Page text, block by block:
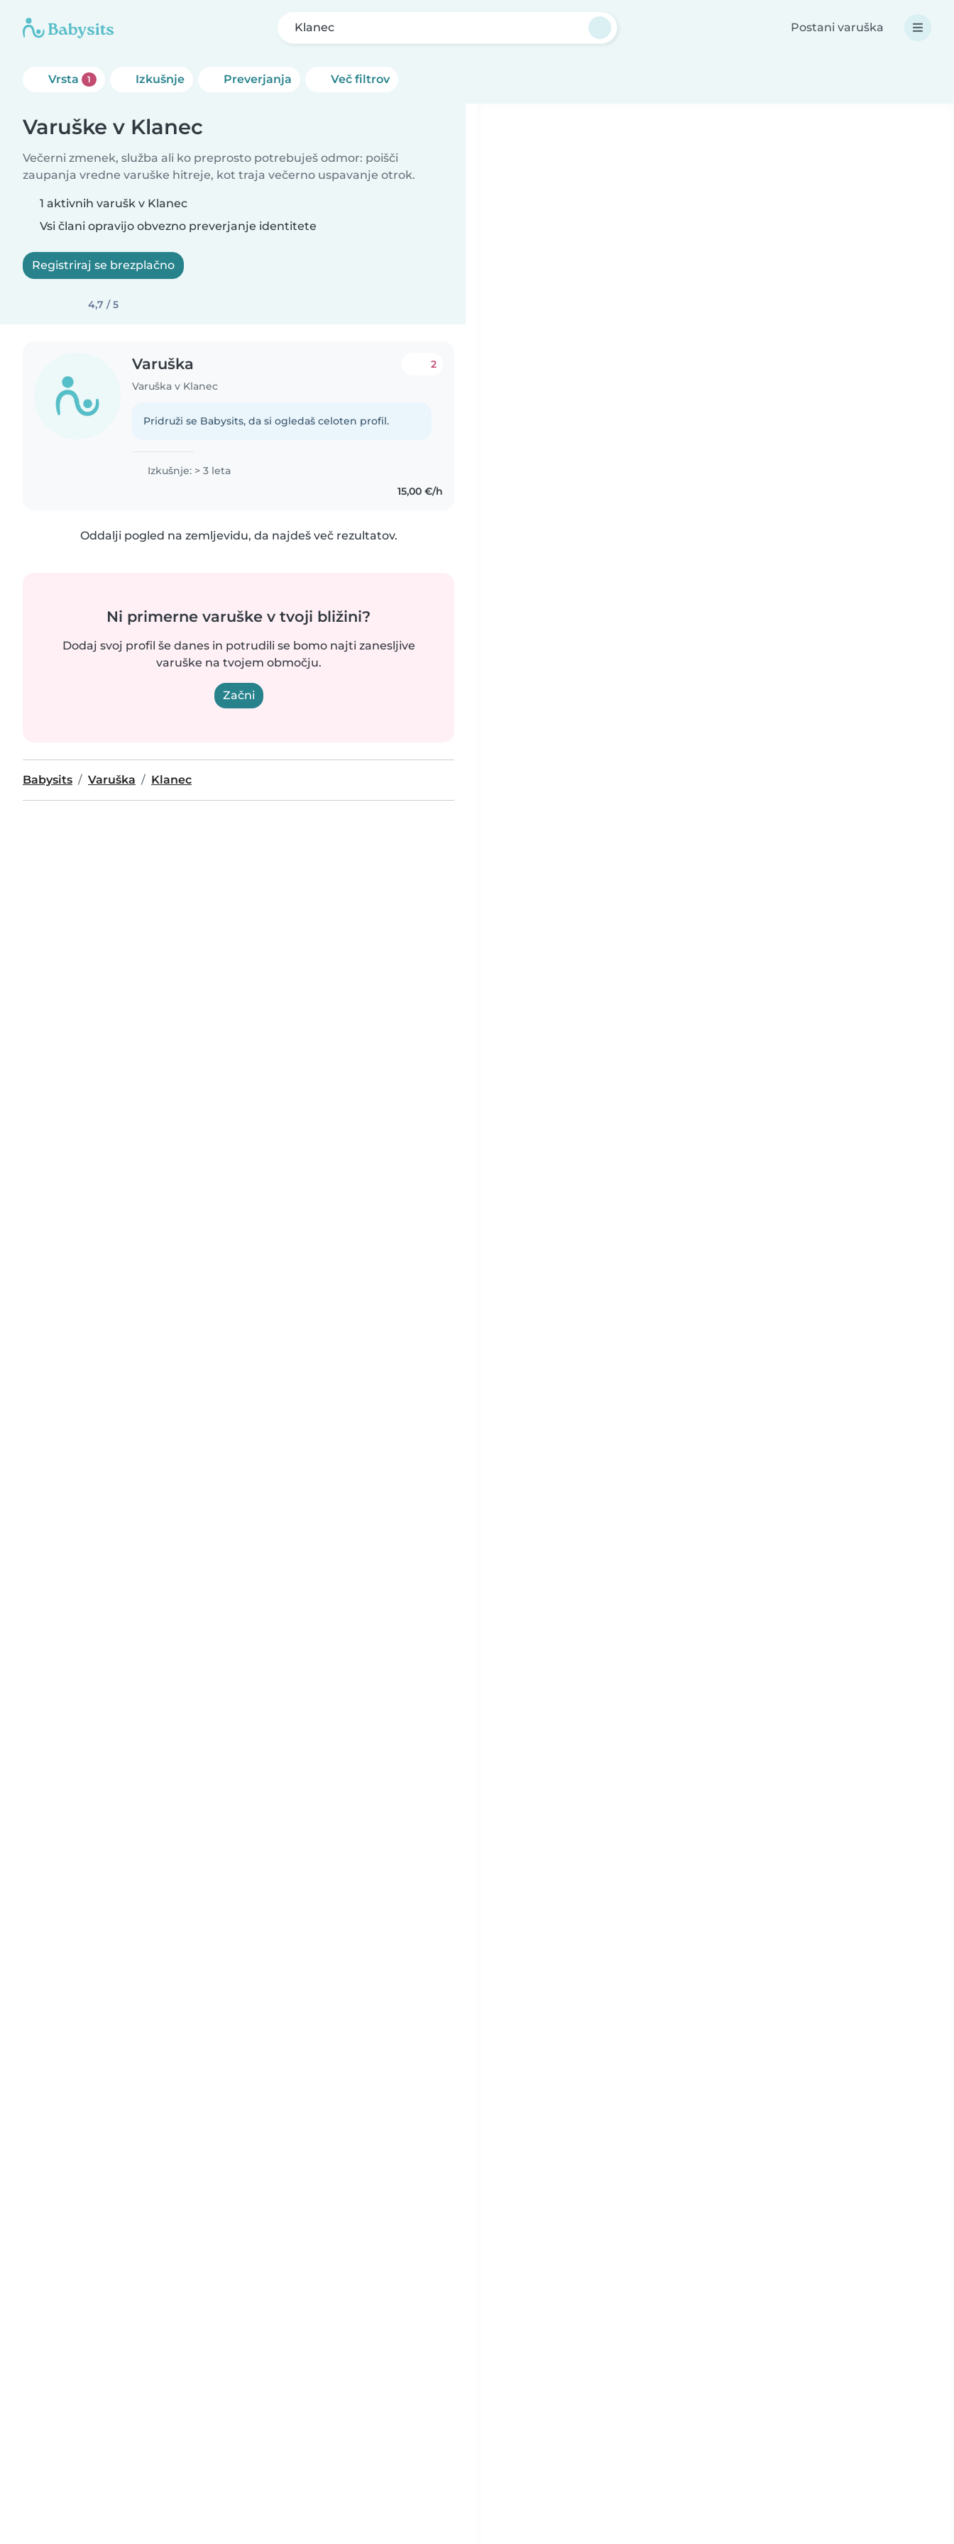
Klanec Postani varuška
Vrsta 1 Izkušnje Preverjanja Več filtrov
Varuške v Klanec
Večerni zmenek, služba ali ko preprosto potrebuješ odmor: poišči
zaupanja vredne varuške hitreje, kot traja večerno uspavanje otrok.
1 aktivnih varušk v Klanec
Vsi člani opravijo obvezno preverjanje identitete
Registriraj se brezplačno
4,7 / 5
Varuška
Varuška v Klanec
2
Pridruži se Babysits, da si ogledaš celoten profil.
Izkušnje: > 3 leta
15,00 €/h
Oddalji pogled na zemljevidu, da najdeš več rezultatov.
Ni primerne varuške v tvoji bližini?
Dodaj svoj profil še danes in potrudili se bomo najti zanesljive
varuške na tvojem območju.
Začni
Babysits Varuška Klanec